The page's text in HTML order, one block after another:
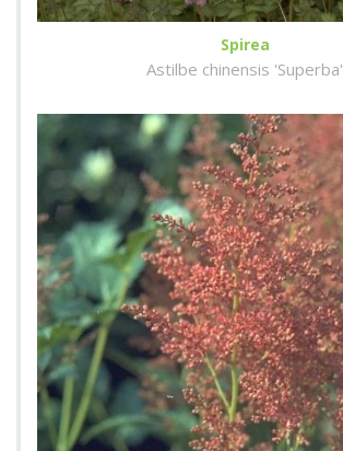
Spirea
Astilbe chinensis 'Superba'